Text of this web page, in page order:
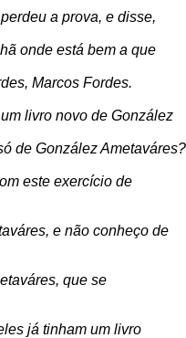
a prova, e disse,
onde está bem a que
Marcos Fordes.
livro novo de González
de González Ametaváres?
este exercício de
e não conheço de
que se
já tinham um livro